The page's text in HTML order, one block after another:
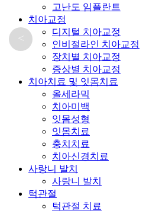
고난도 임플란트
치아교정
디지털 치아교정
인비절라인 치아교정
장치별 치아교정
증상별 치아교정
치아치료 및 잇몸치료
올세라믹
치아미백
잇몸성형
잇몸치료
충치치료
치아신경치료
사랑니 발치
사랑니 발치
턱관절
턱관절 치료